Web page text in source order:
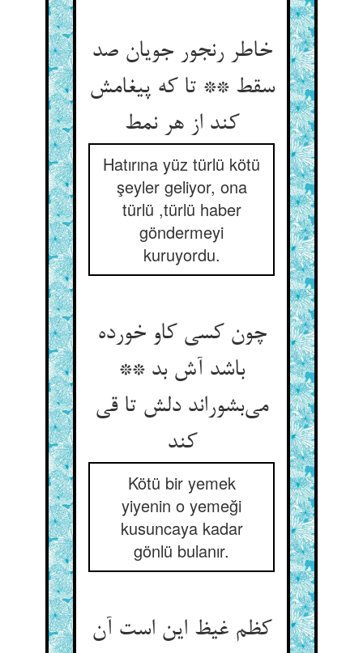
خاطر رنجور جویان صد
سقط ** تا که پیغامش
کند از هر نمط
Hatırına yüz türlü kötü
şeyler geliyor, ona
türlü ,türlü haber
göndermeyi
kuruyordu.
چون کسی کاو خورده
باشد آش بد **
می‌‌بشوراند دلش تا قی
کند
Kötü bir yemek
yiyenin o yemeği
kusuncaya kadar
gönlü bulanır.
کظم غیظ این است آن